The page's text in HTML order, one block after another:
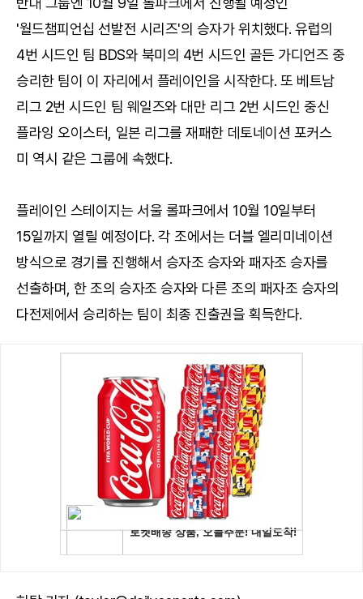
'월드챔피언십 선발전 시리즈'의 승자가 위치했다. 유럽의
4번 시드인 팀 BDS와 북미의 4번 시드인 골든 가디언즈 중
승리한 팀이 이 자리에서 플레이인을 시작한다. 또 베트남
리그 2번 시드인 팀 웨일즈와 대만 리그 2번 시드인 중신
플라잉 오이스터, 일본 리그를 재패한 데토네이션 포커스
미 역시 같은 그룹에 속했다.
플레이인 스테이지는 서울 롤파크에서 10월 10일부터
15일까지 열릴 예정이다. 각 조에서는 더블 엘리미네이션
방식으로 경기를 진행해서 승자조 승자와 패자조 승자를
선출하며, 한 조의 승자조 승자와 다른 조의 패자조 승자의
다전제에서 승리하는 팀이 최종 진출권을 획득한다.